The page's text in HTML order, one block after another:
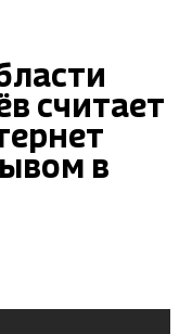
считает
в